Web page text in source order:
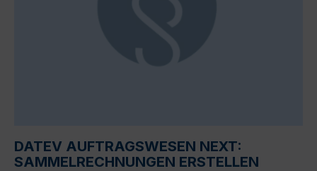
DATEV AUFTRAGSWESEN NEXT:
SAMMELRECHNUNGEN ERSTELLEN